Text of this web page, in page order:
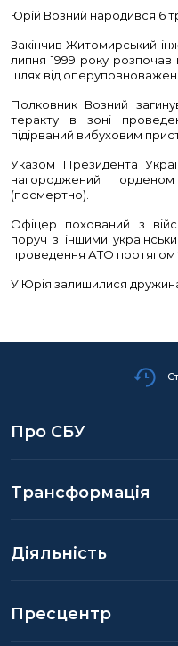
Юрій Возний народився 6
Закінчив Житомирський
липня 1999 року
шлях від
Полковник Возний
теракту в зоні
підірваний вибуховим
Указом Президента
нагороджений
(посмертно).
Офіцер похований з
поруч з іншими
проведення АТО протягом
У Юрія залишилися
Про СБУ
Трансформація
Діяльність
Пресцентр